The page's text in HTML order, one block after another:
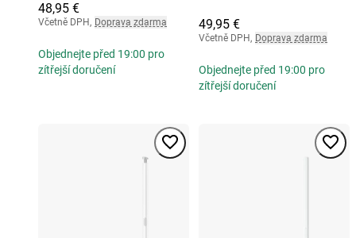
48,95 €
Včetně DPH, Doprava zdarma
Objednejte před 19:00 pro
zítřejší doručení
49,95 €
Včetně DPH, Doprava zdarma
Objednejte před 19:00 pro
zítřejší doručení